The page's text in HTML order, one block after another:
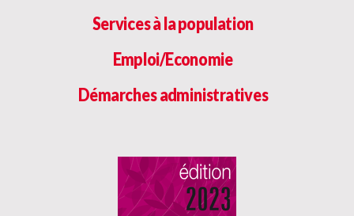
Services à la population
Emploi/Economie
Démarches administratives